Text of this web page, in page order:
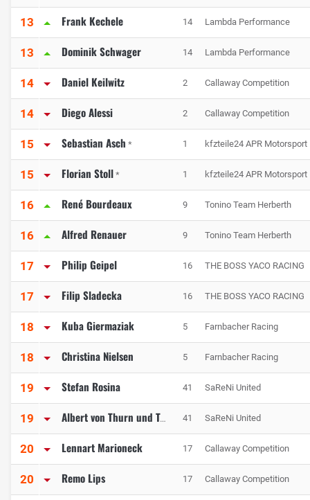
13 Frank Kechele 14 Lambda Performance
13 Dominik Schwager 14 Lambda Performance
14 Daniel Keilwitz 2 Callaway Competition
14 Diego Alessi 2 Callaway Competition
15 Sebastian Asch * 1 kfzteile24 APR Motorsport
15 Florian Stoll * 1 kfzteile24 APR Motorsport
16 René Bourdeaux 9 Tonino Team Herberth
16 Alfred Renauer 9 Tonino Team Herberth
17 Philip Geipel 16 THE BOSS YACO RACING
17 Filip Sladecka 16 THE BOSS YACO RACING
18 Kuba Giermaziak 5 Farnbacher Racing
18 Christina Nielsen 5 Farnbacher Racing
19 Stefan Rosina 41 SaReNi United
19 Albert von Thurn und Taxis 41 SaReNi United
20 Lennart Marioneck 17 Callaway Competition
20 Remo Lips 17 Callaway Competition